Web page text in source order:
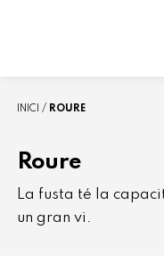
INICI ROURE
Roure
La fusta té la
un gran vi.